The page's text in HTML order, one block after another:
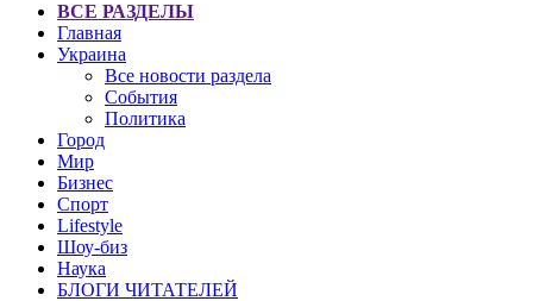
ВСЕ РАЗДЕЛЫ
Главная
Украина
Все новости раздела
События
Политика
Город
Мир
Бизнес
Спорт
Lifestyle
Шоу-биз
Наука
БЛОГИ ЧИТАТЕЛЕЙ